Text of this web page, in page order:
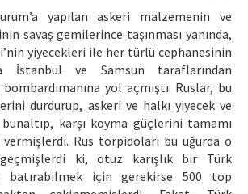
yapılan askeri malzemenin ve
savaş gemilerince taşınması yanında,
yiyecekleri ile her türlü cephanesinin
İstanbul ve Samsun taraflarından
bombardımanına yol açmıştı. Ruslar, bu
durdurup, askeri ve halkı yiyecek ve
karşı koyma güçlerini tamamı
Rus torpidoları bu uğurda o
ki, otuz karışlık bir Türk
batırabilmek için gerekirse 500 top